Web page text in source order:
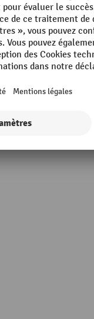
Afficher tous